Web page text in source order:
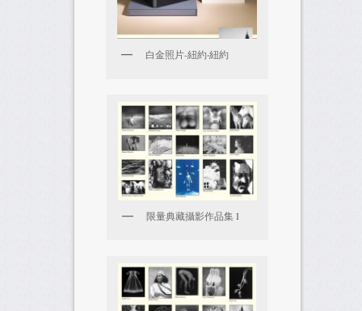
白金照片-紐約‧紐約
限量典藏攝影作品集 I